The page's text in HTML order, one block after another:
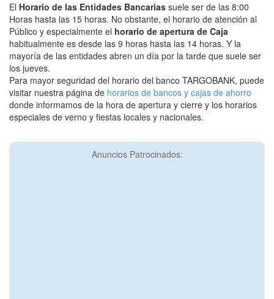
El Horario de las Entidades Bancarias suele ser de las 8:00
Horas hasta las 15 horas. No obstante, el horario de atención al
Público y especialmente el horario de apertura de Caja
habitualmente es desde las 9 horas hasta las 14 horas. Y la
mayoría de las entidades abren un día por la tarde que suele ser
los jueves.
Para mayor seguridad del horario del banco TARGOBANK, puede
visitar nuestra página de horarios de bancos y cajas de ahorro
donde informamos de la hora de apertura y cierre y los horarios
especiales de verno y fiestas locales y nacionales.
Anuncios Patrocinados: